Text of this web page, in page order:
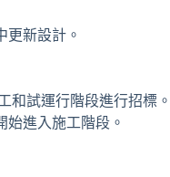
更新設計。
和試運行階段進行招標。
進入施工階段。